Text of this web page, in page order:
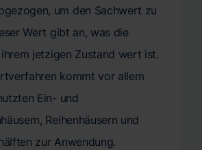
um den Sachwert zu
Wert gibt an, was die
jetzigen Zustand wert ist.
kommt vor allem
Ein- und
Reihenhäusern und
zur Anwendung.